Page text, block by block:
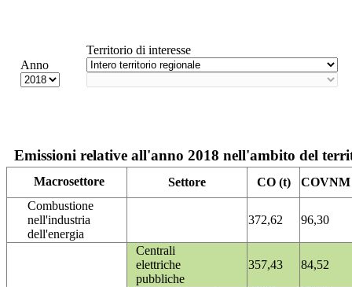
Anno
Territorio di interesse
Emissioni relative all'anno 2018 nell'ambito del
Macrosettore Settore CO (t)
COVNM
Combustione
nell'industria
dell'energia
372,62 96,30
Centrali
elettriche
pubbliche
357,43 84,52